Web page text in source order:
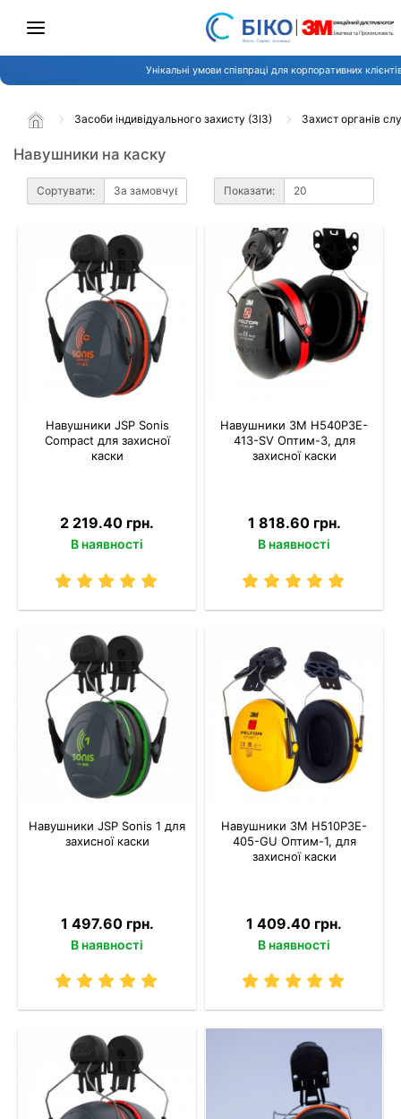
Унікальні умови співпраці для корпоративних
Засоби індивідуального захисту (ЗІЗ) Захист органів
Навушники на каску
Сортувати: Показати:
Навушники JSP Sonis
Compact для захисної
каски
2 219.40 грн.
В наявності
Навушники 3M H540P3E-
413-SV Оптим-3, для
захисної каски
1 818.60 грн.
В наявності
Навушники JSP Sonis 1 для
захисної каски
1 497.60 грн.
В наявності
Навушники 3M H510P3E-
405-GU Оптим-1, для
захисної каски
1 409.40 грн.
В наявності